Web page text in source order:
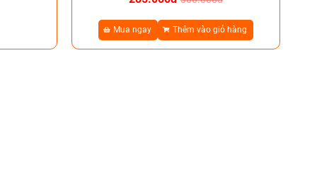
Mua ngay Thêm vào giỏ hàng